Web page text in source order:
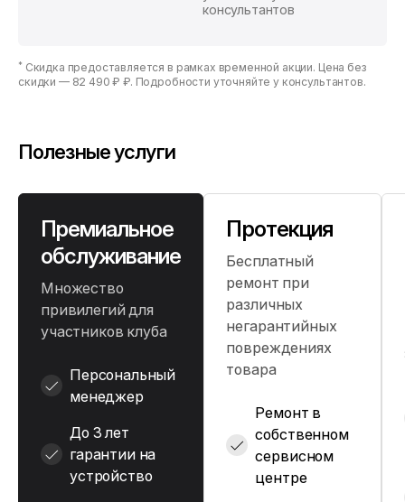
консультантов
* Скидка предоставляется в рамках временной акции. Цена без
скидки — 82 490 ₽ ₽. Подробности уточняйте у консультантов.
Полезные услуги
Премиальное
обслуживание
Множество
привилегий для
участников клуба
Персональный
менеджер
До 3 лет
гарантии на
устройство
Протекция
Бесплатный
ремонт при
различных
негарантийных
повреждениях
товара
Ремонт в
собственном
сервисном
центре